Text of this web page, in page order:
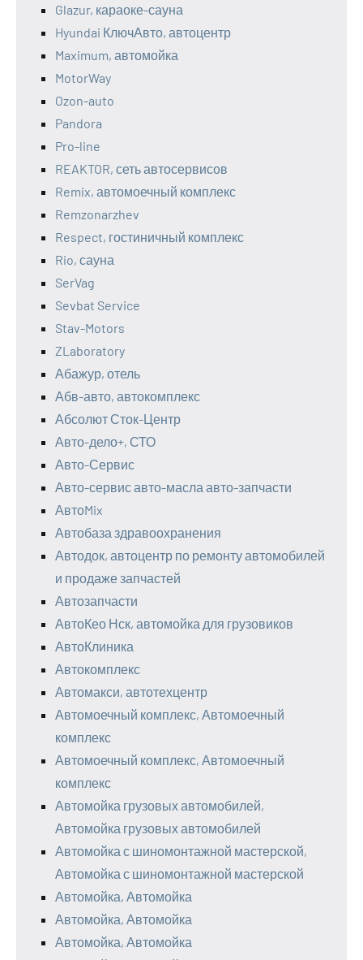
Glazur, караоке-сауна
Hyundai КлючАвто, автоцентр
Maximum, автомойка
MotorWay
Ozon-auto
Pandora
Pro-line
REAKTOR, сеть автосервисов
Remix, автомоечный комплекс
Remzonarzhev
Respect, гостиничный комплекс
Rio, сауна
SerVag
Sevbat Service
Stav-Motors
ZLaboratory
Абажур, отель
Абв-авто, автокомплекс
Абсолют Сток-Центр
Авто-дело+, СТО
Авто-Сервис
Авто-сервис авто-масла авто-запчасти
АвтоMix
Автобаза здравоохранения
Автодок, автоцентр по ремонту автомобилей
и продаже запчастей
Автозапчасти
АвтоКео Нск, автомойка для грузовиков
АвтоКлиника
Автокомплекс
Автомакси, автотехцентр
Автомоечный комплекс, Автомоечный
комплекс
Автомоечный комплекс, Автомоечный
комплекс
Автомойка грузовых автомобилей,
Автомойка грузовых автомобилей
Автомойка с шиномонтажной мастерской,
Автомойка с шиномонтажной мастерской
Автомойка, Автомойка
Автомойка, Автомойка
Автомойка, Автомойка